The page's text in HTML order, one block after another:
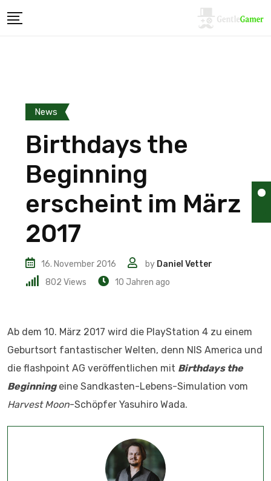
News
Birthdays the
Beginning
erscheint im März
2017
16. November 2016 by Daniel Vetter
802 Views 10 Jahren ago
Ab dem 10. März 2017 wird die PlayStation 4 zu einem
Geburtsort fantastischer Welten, denn NIS America und
die flashpoint AG veröffentlichen mit Birthdays the
Beginningeine Sandkasten-Lebens-Simulation vom
Harvest Moon-Schöpfer Yasuhiro Wada.